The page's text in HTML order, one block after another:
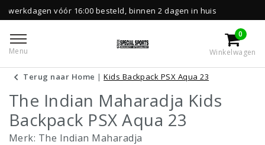
16:00 besteld, binnen 2 dagen in huis
Menu
0
Winkelwagen
Terug naar Home |Kids Backpack PSX Aqua 23
The Indian Maharadja Kids
Backpack PSX Aqua 23
Merk: The Indian Maharadja